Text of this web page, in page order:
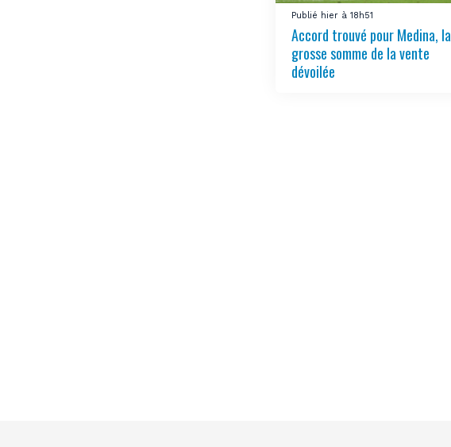
Publié hier à 18h51
Accord trouvé pour Medina, la
grosse somme de la vente
dévoilée